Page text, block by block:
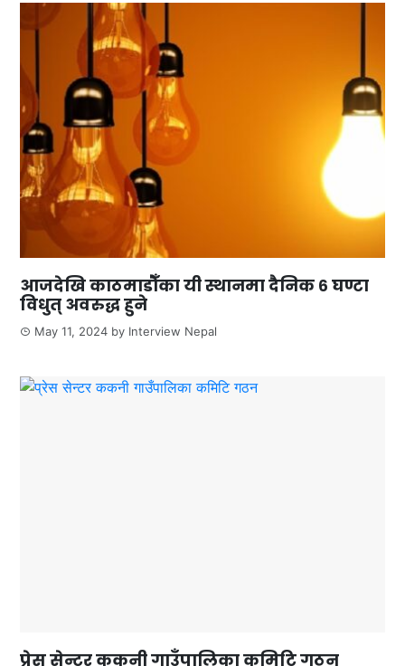
आजदेखि काठमाडौँका यी स्थानमा दैनिक ६ घण्टा
विधुत् अवरुद्ध हुने
May 11, 2024 by Interview Nepal
प्रेस सेन्टर ककनी गाउँपालिका कमिटि गठन